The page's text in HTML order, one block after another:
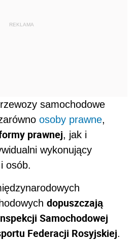
REKLAMA
samochodowe
osoby prawne,
prawnej, jak i
wykonujący
osób.
dopuszczają
Samochodowej
Federacji Rosyjskiej.